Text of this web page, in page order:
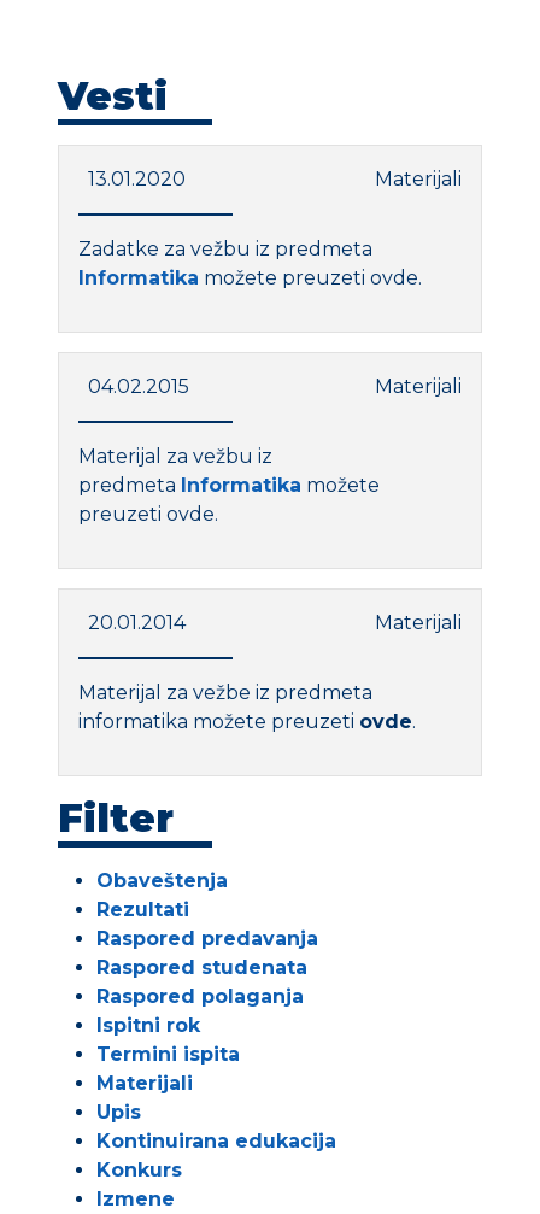
Vesti
13.01.2020 Materijali
Zadatke za vežbu iz predmeta
Informatika možete preuzeti ovde.
04.02.2015 Materijali
Materijal za vežbu iz
predmeta Informatika možete
preuzeti ovde.
20.01.2014 Materijali
Materijal za vežbe iz predmeta
informatika možete preuzeti ovde.
Filter
Obaveštenja
Rezultati
Raspored predavanja
Raspored studenata
Raspored polaganja
Ispitni rok
Termini ispita
Materijali
Upis
Kontinuirana edukacija
Konkurs
Izmene